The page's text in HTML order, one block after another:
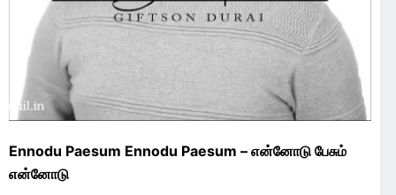
Ennodu Paesum Ennodu Paesum – என்னோடு பேசும்
என்னோடு